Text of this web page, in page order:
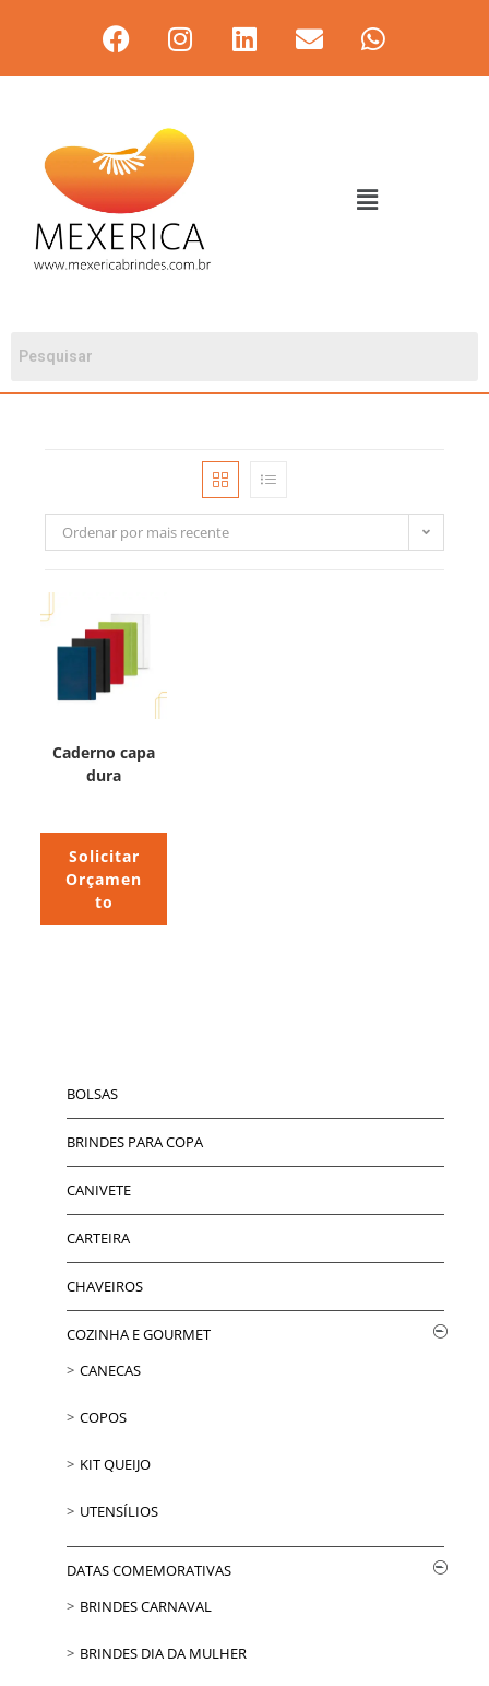
Ordenar por mais recente
Caderno capa
dura
Solicitar
Orçamen
to
BOLSAS
BRINDES PARA COPA
CANIVETE
CARTEIRA
CHAVEIROS
COZINHA E GOURMET
CANECAS
COPOS
KIT QUEIJO
UTENSÍLIOS
DATAS COMEMORATIVAS
BRINDES CARNAVAL
BRINDES DIA DA MULHER